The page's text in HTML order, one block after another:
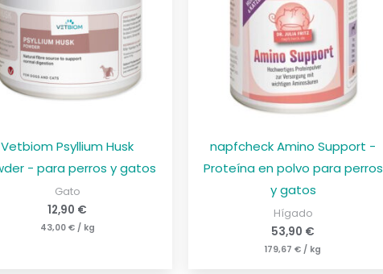
Vetbiom Psyllium Husk
- para perros y gatos
Gato
12,90 €
43,00 €/ kg
napfcheck Amino Support -
Proteína en polvo para perros
y gatos
Hígado
53,90 €
179,67€ / kg